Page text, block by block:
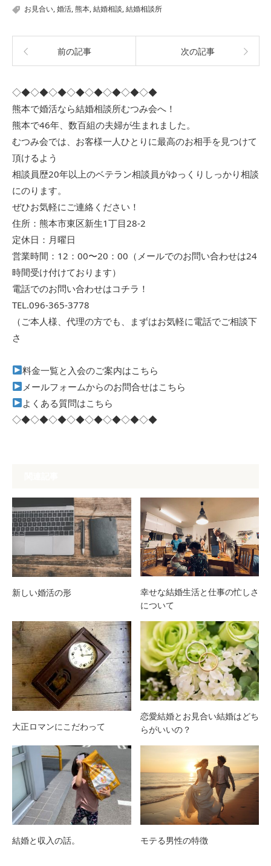
お見合い,婚活,熊本,結婚相談,結婚相談所
前の記事 次の記事
◇◆◇◆◇◆◇◆◇◆◇◆◇◆◇◆
熊本で婚活なら結婚相談所むつみ会へ！
熊本で46年、数百組の夫婦が生まれました。
むつみ会では、お客様一人ひとりに最高のお相手を見つけて
頂けるよう
相談員歴20年以上のベテラン相談員がゆっくりしっかり相談
にのります。
ぜひお気軽にご連絡ください！
住所：熊本市東区新生1丁目28-2
定休日：月曜日
営業時間：12：00〜20：00（メールでのお問い合わせは24
時間受け付けております）
電話でのお問い合わせはコチラ！
TEL.096-365-3778
（ご本人様、代理の方でも、まずはお気軽に電話でご相談下
さ
料金一覧と入会のご案内はこちら
メールフォームからのお問合せはこちら
よくある質問はこちら
◇◆◇◆◇◆◇◆◇◆◇◆◇◆◇◆
新しい婚活の形
幸せな結婚生活と仕事の忙しさ
について
大正ロマンにこだわって
恋愛結婚とお見合い結婚はどち
らがいいの？
結婚と収入の話。 モテる男性の特徴